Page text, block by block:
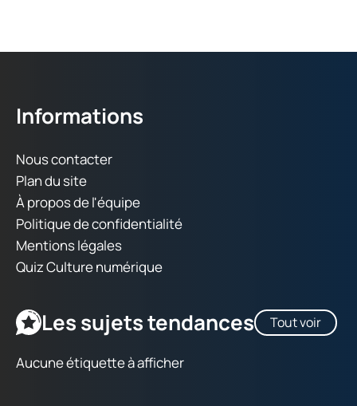
Informations
Nous contacter
Plan du site
À propos de l'équipe
Politique de confidentialité
Mentions légales
Quiz Culture numérique
Les sujets tendances Tout voir
Aucune étiquette à afficher